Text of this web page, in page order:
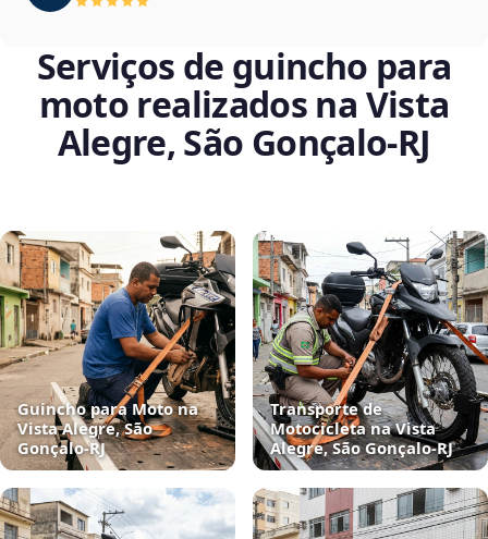
Serviços de guincho para
moto realizados na Vista
Alegre, São Gonçalo‑RJ
Guincho para Moto na
Vista Alegre, São
Gonçalo‑RJ
Transporte de
Motocicleta na Vista
Alegre, São Gonçalo‑RJ